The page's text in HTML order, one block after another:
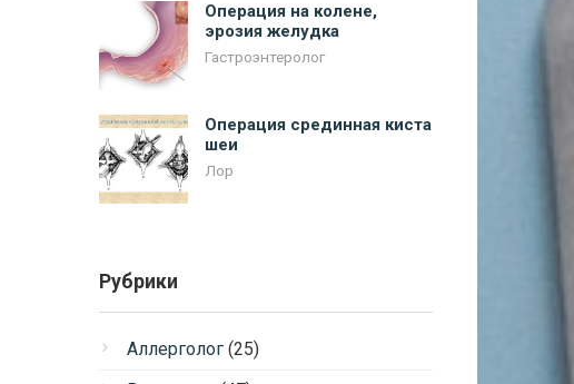
Операция на колене,
эрозия желудка
Гастроэнтеролог
Операция срединная киста
шеи
Лор
Рубрики
Аллерголог (25)